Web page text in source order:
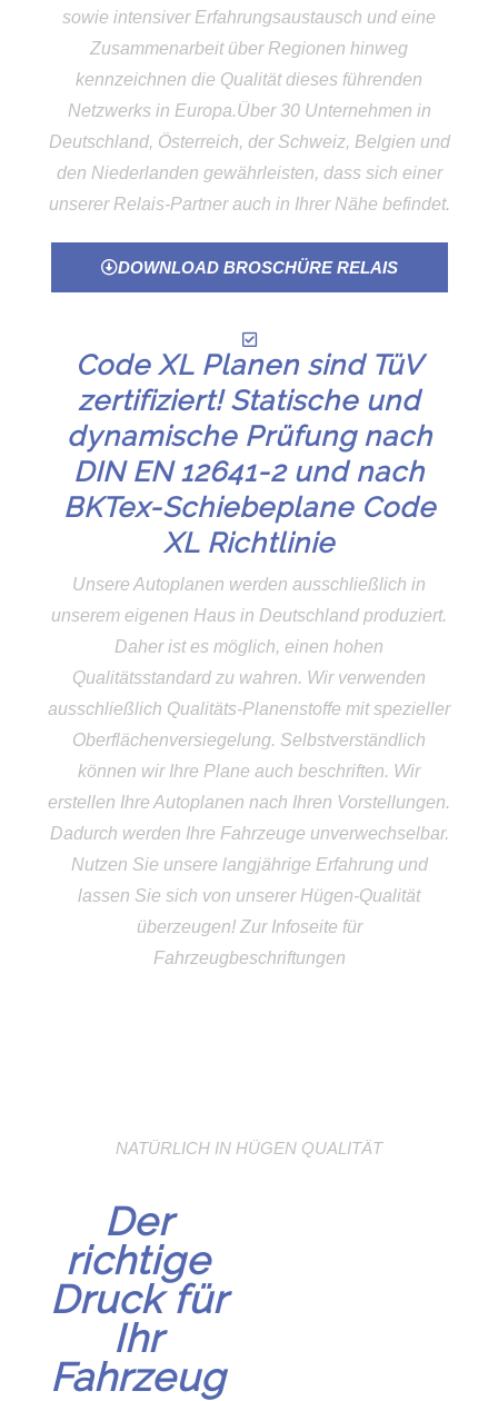
sowie intensiver Erfahrungsaustausch und eine
Zusammenarbeit über Regionen hinweg
kennzeichnen die Qualität dieses führenden
Netzwerks in Europa.Über 30 Unternehmen in
Deutschland, Österreich, der Schweiz, Belgien und
den Niederlanden gewährleisten, dass sich einer
unserer Relais-Partner auch in Ihrer Nähe befindet.
DOWNLOAD BROSCHÜRE RELAIS
Code XL Planen sind TüV
zertifiziert! Statische und
dynamische Prüfung nach
DIN EN 12641-2 und nach
BKTex-Schiebeplane Code
XL Richtlinie
Unsere Autoplanen werden ausschließlich in
unserem eigenen Haus in Deutschland produziert.
Daher ist es möglich, einen hohen
Qualitätsstandard zu wahren. Wir verwenden
ausschließlich Qualitäts-Planenstoffe mit spezieller
Oberflächenversiegelung. Selbstverständlich
können wir Ihre Plane auch beschriften. Wir
erstellen Ihre Autoplanen nach Ihren Vorstellungen.
Dadurch werden Ihre Fahrzeuge unverwechselbar.
Nutzen Sie unsere langjährige Erfahrung und
lassen Sie sich von unserer Hügen-Qualität
überzeugen! Zur Infoseite für
Fahrzeugbeschriftungen
NATÜRLICH IN HÜGEN QUALITÄT
Der
richtige
Druck für
Ihr
Fahrzeug